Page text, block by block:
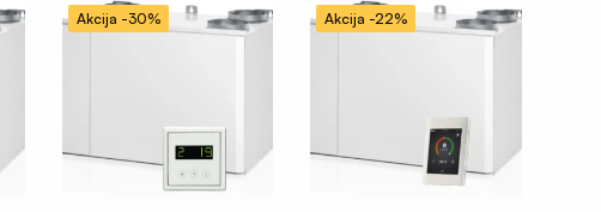
Akcija -30% Akcija -22%